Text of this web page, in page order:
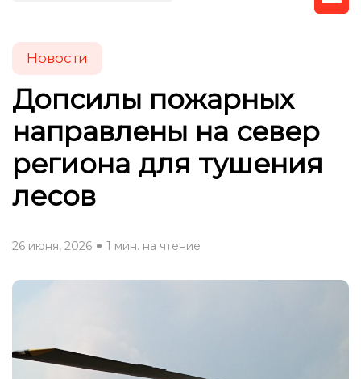
Новости
Допсилы пожарных
направлены на север
региона для тушения
лесов
26 июня, 2026 1 мин. на чтение